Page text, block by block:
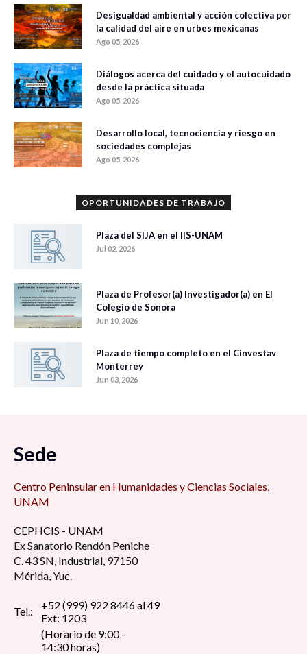
Desigualdad ambiental y acción colectiva por
la calidad del aire en urbes mexicanas
Ago 05, 2026
Diálogos acerca del cuidado y el autocuidado
desde la práctica situada
Ago 05, 2026
Desarrollo local, tecnociencia y riesgo en
sociedades complejas
Ago 05, 2026
OPORTUNIDADES DE TRABAJO
Plaza del SIJA en el IIS-UNAM
Jul 02, 2026
Plaza de Profesor(a) Investigador(a) en El
Colegio de Sonora
Jun 10, 2026
Plaza de tiempo completo en el Cinvestav
Monterrey
Jun 03, 2026
Sede
Centro Peninsular en Humanidades y Ciencias Sociales,
UNAM
CEPHCIS - UNAM
Ex Sanatorio Rendón Peniche
C. 43 SN, Industrial, 97150
Mérida, Yuc.
Tel.:
+52 (999) 922 8446 al 49
Ext: 1203
(Horario de 9:00 -
14:30 horas)